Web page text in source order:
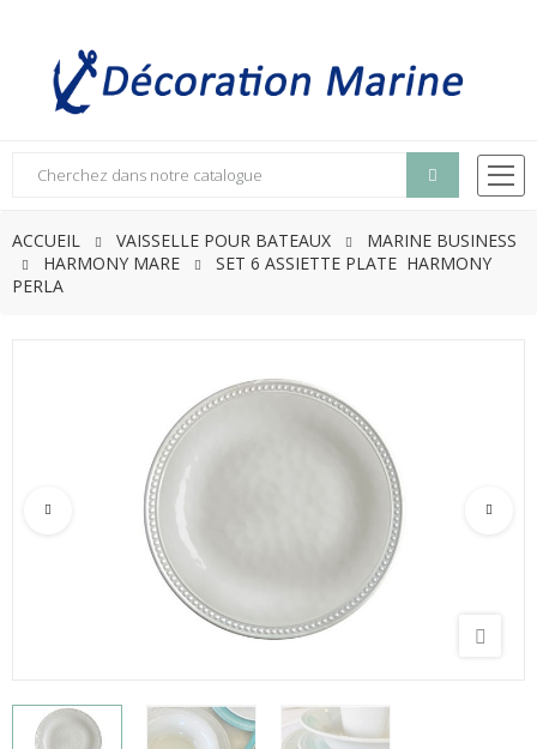
ACCUEIL VAISSELLE POUR BATEAUX
MARINE BUSINESS
HARMONY MARE
SET 6 ASSIETTE PLATE HARMONY
PERLA